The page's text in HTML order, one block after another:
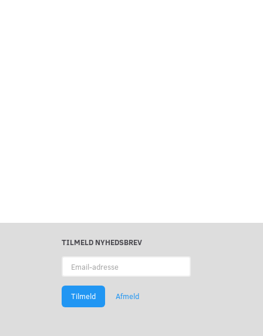
TILMELD NYHEDSBREV
adresse
Tilmeld Afmeld